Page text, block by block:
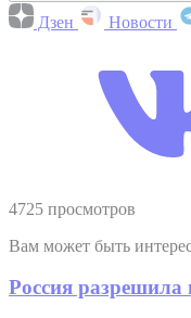
Дзен Новости
4725 просмотров
Вам может быть
Россия разрешила